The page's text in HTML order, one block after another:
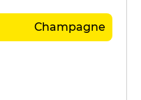
Champagne